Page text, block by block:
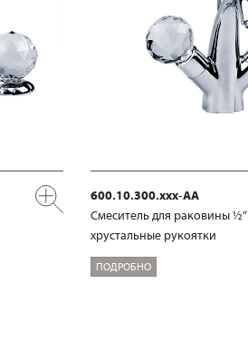
600.10.300.xxx-AA
Смеситель для раковины ½“
хрустальные рукоятки
ПОДРОБНО